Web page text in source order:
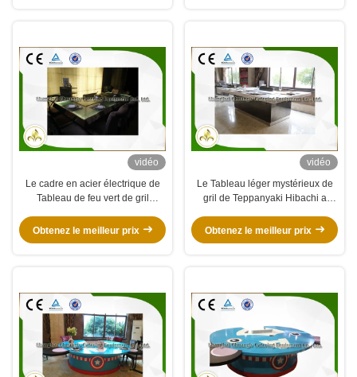
vidéo
Le cadre en acier électrique de
Tableau de feu vert de gril
Teppanyaki a adapté aux besoins
du client
Obtenez le meilleur prix
vidéo
Le Tableau léger mystérieux de
gril de Teppanyaki Hibachi a
du client de 8 sièges
Obtenez le meilleur prix